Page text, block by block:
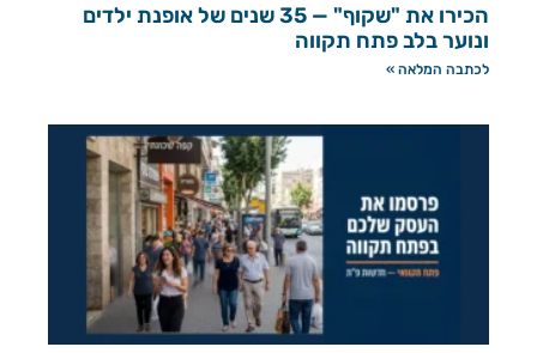
הכירו את "שקוף" — 35 שנים של אופנת ילדים
ונוער בלב פתח תקווה
לכתבה המלאה »